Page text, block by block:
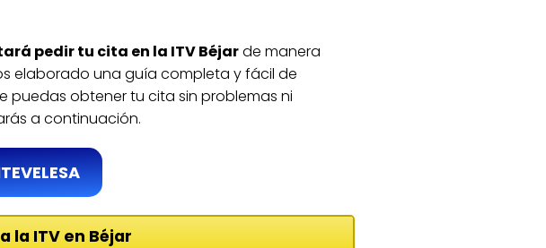
pedir tu cita en la ITV Béjarde manera
elaborado una guía completa y fácil de
puedas obtener tu cita sin problemas ni
a continuación.
la ITV en Béjar